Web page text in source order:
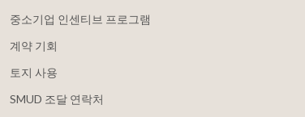
중소기업 인센티브 프로그램
계약 기회
토지 사용
SMUD 조달 연락처